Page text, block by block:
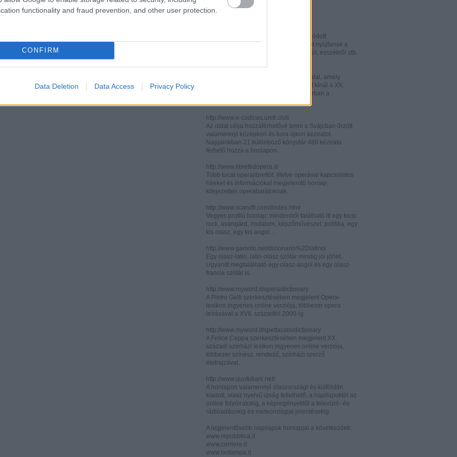
functionality and fraud prevention, and other user protection.
CONFIRM
Data Deletion Data Access Privacy Policy
http://www.italianistica.info/
Két, italianisztikai kutatásra specializálódott
információs portál - számos információt nyújtanak a
legújabb publikációkról, konferenciákról, esszékről stb.
http://digilander.libero.it/letteratura/
Könnyen áttkinthető irodalomkritikai oldal, amely
műelemzéseket és szerzői életrajzokat kínál a XX.
század elejéről. Célközönsége elsősorban a
http://www.e-codices.unifr.ch/it
Az oldal célja hozzáférhetővé tenni a Svájcban őrzött
valamennyi középkori és kora újkori kéziratot.
Napjainkban 21 különböző könyvtár 488 kézirata
férhető hozzá a honlapon.
http://www.librettidopera.it/
Több tucat operalibrettót, illetve operával kapcsolatos
híreket és információkat megjelenítő honlap,
kifejezetten operabarátoknak.
http://www.scaruffi.com/iindex.html
Vegyes profilú honlap: mindenből található itt egy kicsi:
rock, avangárd, irodalom, képzőművészet, politika, egy
kis olasz, egy kis angol...
http://www.gamoto.net/dizionario%2Dlatino/
Egy olasz-latin, latin-olasz szótár mindig jól jöhet.
Ugyanitt megtalálható egy olasz-angol és egy olasz-
francia szótár is.
http://www.myword.it/opera/dictionary
A Pietro Gelli szerkesztésében megjelent Opera-
lexikon ingyenes online verziója, többezer opera
leírásával a XVII. századtól 2000-ig.
http://www.myword.it/spettacolo/dictionary
A Felice Ceppa szerkesztésében megjelent XX.
századi színházi lexikon ingyenes online verziója,
többezer színész, rendező, színházi szerző
életrajzával.
http://www.quotidiani.net/
A honlapon valamennyi olaszországi és külföldön
kiadott, olasz nyelvű újság fellelhető, a napilapoktól az
online folyóiratokig, a képregényektől a televízió- és
rádióadásokig és meteorológiai jelentésekig.
A legjelentősebb napilapok honlapjai a következőek:
www.repubblica.it
www.corriere.it
www.lastampa.it